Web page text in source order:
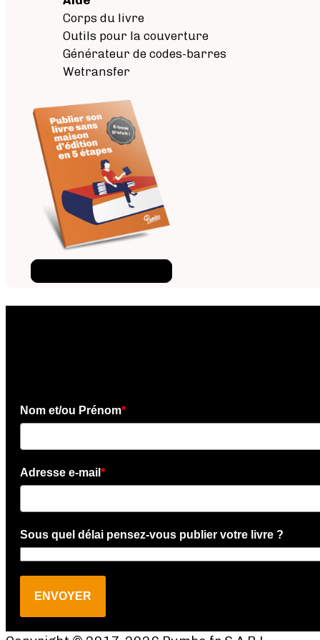
Corps du livre
Outils pour la couverture
Générateur de codes-barres
Wetransfer
Nom et/ou Prénom*
Adresse e-mail *
Sous quel délai pensez-vous publier votre livre ?
ENVOYER